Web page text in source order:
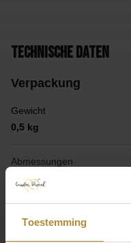
Toestemming
Technische Daten
Verpackung
Gewicht
0,5 kg
Abmessungen
20 × 20 × 1 cm
Produkt